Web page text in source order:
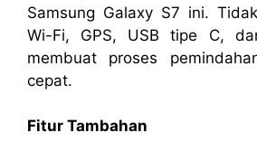
Samsung Galaxy S7 ini.
Wi-Fi, GPS, USB tipe C,
membuat proses
cepat.
Fitur Tambahan